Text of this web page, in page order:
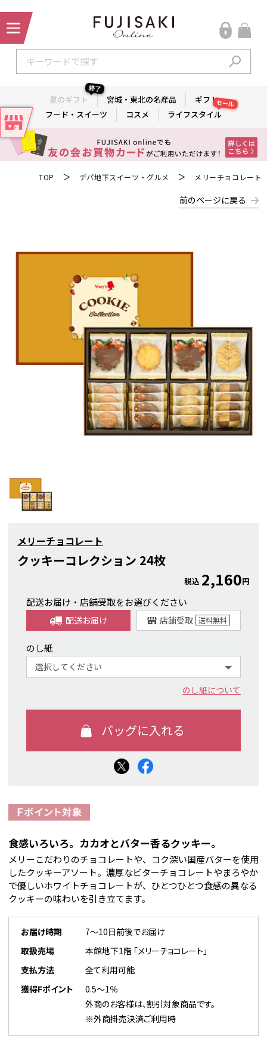
夏のギフト
終了
宮城・東北の名産品
ギフト
フード・スイーツ
コスメ ライフスタイル
セール
TOP ＞ デパ地下スイーツ・グルメ ＞ メリーチョコレート
前のページに戻る
メリーチョコレート
クッキーコレクション 24枚
税込 2,160円
配送お届け・店舗受取をお選びください
配送お届け 店舗受取 送料無料
のし紙
のし紙について
食感いろいろ。カカオとバター香るクッキー。
メリーこだわりのチョコレートや、コク深い国産バターを使用
したクッキーアソート。濃厚なビターチョコレートやまろやか
で優しいホワイトチョコレートが、ひとつひとつ食感の異なる
クッキーの味わいを引き立てます。
お届け時期
7～10日前後でお届け
取扱売場
本館地下1階 「メリーチョコレート」
支払方法
全て利用可能
獲得Fポイント
0.5～1％
外商のお客様は、割引対象商品です。
※外商掛売決済ご利用時